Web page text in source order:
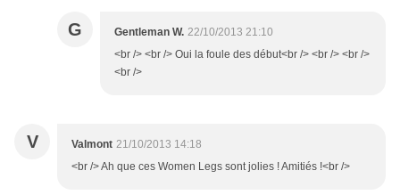
G Gentleman W. 22/10/2013 21:10
<br /> <br /> Oui la foule des début<br /> <br /> <br />
<br />
V Valmont 21/10/2013 14:18
<br /> Ah que ces Women Legs sont jolies ! Amitiés !<br />